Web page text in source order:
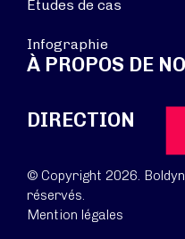
Études de cas
Infographie
À PROPOS DE
DIRECTION
© Copyright 2026.
réservés.
Mention légales